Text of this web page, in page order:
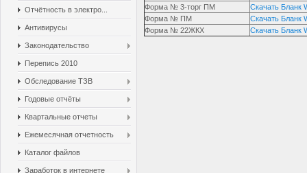
Отчётность в электро...
Антивирусы
Законодательство
Перепись 2010
Обследование ТЗВ
Годовые отчёты
Квартальные отчеты
Ежемесячная отчетность
Каталог файлов
Заработок в интернете
Форма № 3-торг ПМ
Скачать Бланк
Форма № ПМ
Скачать Бланк
Форма № 22ЖКХ
Скачать Бланк